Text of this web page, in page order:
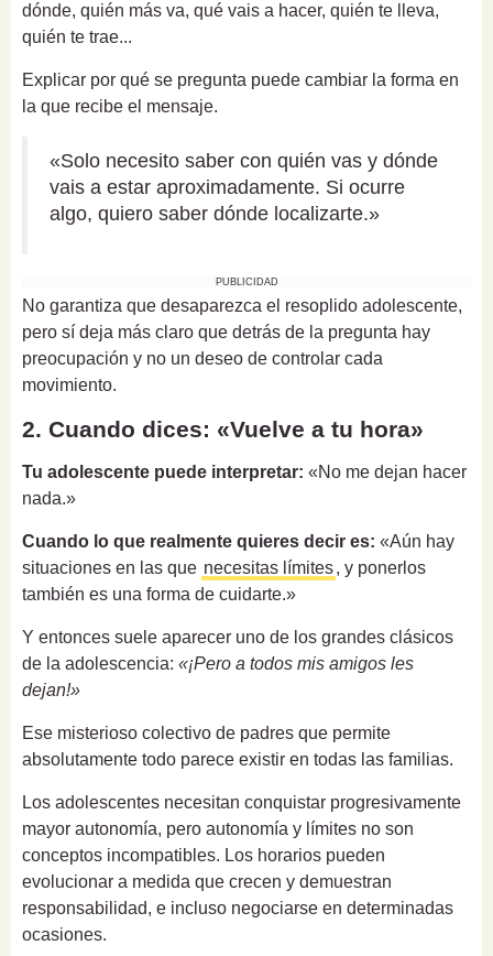
dónde, quién más va, qué vais a hacer, quién te lleva,
quién te trae...
Explicar por qué se pregunta puede cambiar la forma en
la que recibe el mensaje.
«Solo necesito saber con quién vas y dónde
vais a estar aproximadamente. Si ocurre
algo, quiero saber dónde localizarte.»
PUBLICIDAD
No garantiza que desaparezca el resoplido adolescente,
pero sí deja más claro que detrás de la pregunta hay
preocupación y no un deseo de controlar cada
movimiento.
2. Cuando dices: «Vuelve a tu hora»
Tu adolescente puede interpretar: «No me dejan hacer
nada.»
Cuando lo que realmente quieres decir es: «Aún hay
situaciones en las que necesitas límites, y ponerlos
también es una forma de cuidarte.»
Y entonces suele aparecer uno de los grandes clásicos
de la adolescencia: «¡Pero a todos mis amigos les
dejan!»
Ese misterioso colectivo de padres que permite
absolutamente todo parece existir en todas las familias.
Los adolescentes necesitan conquistar progresivamente
mayor autonomía, pero autonomía y límites no son
conceptos incompatibles. Los horarios pueden
evolucionar a medida que crecen y demuestran
responsabilidad, e incluso negociarse en determinadas
ocasiones.